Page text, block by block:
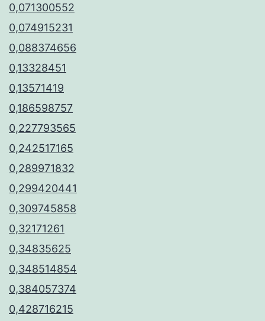
0,071300552
0,074915231
0,088374656
0,13328451
0,13571419
0,186598757
0,227793565
0,242517165
0,289971832
0,299420441
0,309745858
0,32171261
0,34835625
0,348514854
0,384057374
0,428716215